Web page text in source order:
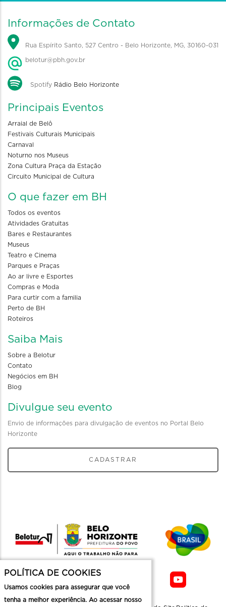
Informações de Contato
Rua Espírito Santo, 527 Centro - Belo Horizonte, MG, 30160-031
belotur@pbh.gov.br
Spotify Rádio Belo Horizonte
Principais Eventos
Arraial de Belô
Festivais Culturais Municipais
Carnaval
Noturno nos Museus
Zona Cultura Praça da Estação
Circuito Municipal de Cultura
O que fazer em BH
Todos os eventos
Atividades Gratuitas
Bares e Restaurantes
Museus
Teatro e Cinema
Parques e Praças
Ao ar livre e Esportes
Compras e Moda
Para curtir com a familia
Perto de BH
Roteiros
Saiba Mais
Sobre a Belotur
Contato
Negócios em BH
Blog
Divulgue seu evento
Envio de informações para divulgação de eventos no Portal Belo
Horizonte
CADASTRAR
POLÍTICA DE COOKIES
Usamos cookies para assegurar que você
tenha a melhor experiência. Ao acessar nosso